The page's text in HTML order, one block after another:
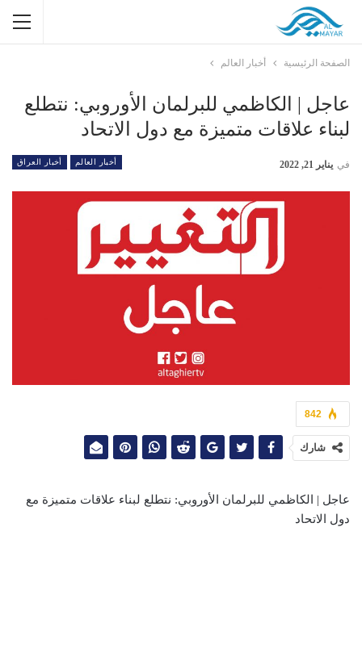
الصفحة الرئيسية أخبار العالم
عاجل | الكاظمي للبرلمان الأوروبي: نتطلع
لبناء علاقات متميزة مع دول الاتحاد
أخبار العالم أخبار العراق في يناير 21, 2022
842
شارك
عاجل | الكاظمي للبرلمان الأوروبي: نتطلع لبناء علاقات متميزة مع
دول الاتحاد